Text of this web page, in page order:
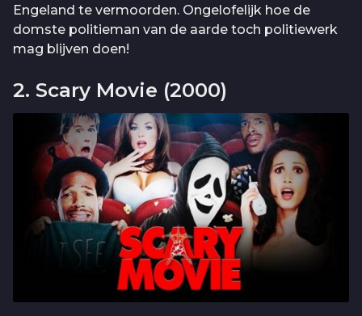
Engeland te vermoorden. Ongelofelijk hoe de
domste politieman van de aarde toch politiewerk
mag blijven doen!
2. Scary Movie (2000)